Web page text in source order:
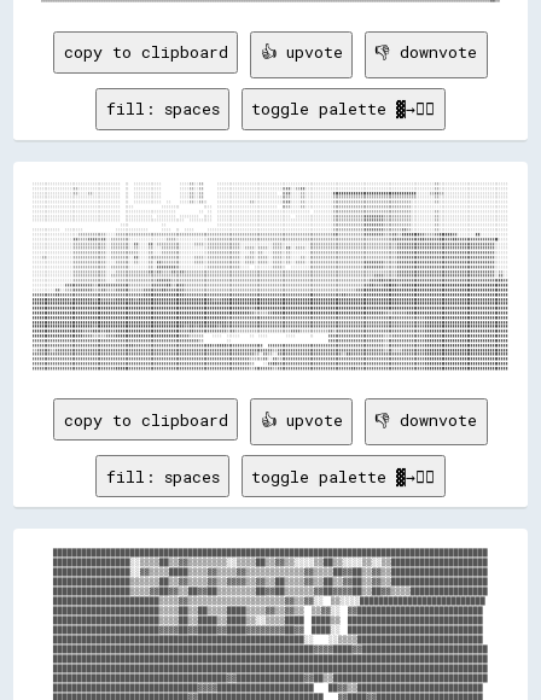
copy to clipboard 👍 upvote 👎 downvote
fill: spaces toggle palette ▓→✊🏽
░░░░░░░░░░░░░░░░░░░░░░░░░░░░░░░░░░░░░░  ░░  ░░░░░░░░░░░░        ░░░░▒▒░░▒▒      ░░░░░░░░░░░░░░░░░░░░░░░░░░░░░░░░░░░░░░░░░░░░░░░░░░░░░░░░░░░░░░░░░░░░░░░░░░░░░░░░░░░░░░░░░░░░░░▒▒░░░░░░░░░░░░░░░░░░░░░░░░░░░░░░
░░░░░░░░░░░░░░░░░░▒▒░░░░░░░░░░░░░░░░░░  ░░  ░░░░░░░░░░░░        ░░░░▒▒░░▒▒      ░░░░░░░░░░░░░░░░░░░░░░░░░░░░▒▒▓▓░░▒▒▓▓░░░░░░░░░░░░░░░░░░░░░░░░░░░░░░░░░░░░░░░░░░░░░░░░░░░░░░░░▒▒░░░░░░░░░░░░░░░░░░░░░░░░░░░░░░
░░░░░░░░░░░░░░░░░░▒▒░░░░▒▒░░░░░░░░░░░░  ░░  ░░░░░░░░░░░░        ░░░░▒▒░░▒▒      ░░░░░░░░░░░░░░░░░░░░░░░░░░  ▒▒▓▓░░░░▒▒░░░░░░░░░░░░████████████████████████████████████░░░░░░▒▒▓▓▒▒░░░░░░░░░░░░░░░░░░░░░░░░░░░░
░░░░░░░░░░░░░░░░░░░░░░░░░░░░░░░░░░░░░░  ░░  ░░░░░░░░░░░░        ░░░░▒▒░░▒▒      ░░░░░░░░░░░░░░░░░░░░░░░░░░░░▒▒▒▒░░░░▒▒░░░░░░░░░░░░▒▒▒▒▒▒▒▒▒▒▒▒▒▒▒▒▒▒▒▒▒▒▒▒▒▒▒▒▒▒▒▒▒▒▒▒░░░░░░░░▒▒░░░░░░░░░░░░░░░░░░░░░░░░░░░░░░
░░░░░░░░░░░░░░░░░░░░░░░░░░░░░░░░░░░░░░  ░░  ░░░░░░░░░░░░  ░░    ░░░░▒▒░░▒▒░░    ░░░░░░░░░░░░░░▒▒░░░░░░░░░░░░▒▒▓▓░░░░▒▒░░░░░░░░░░░░▒▒▒▒▒▒▒▒▒▒▒▒▒▒▒▒▒▒▒▒▒▒▒▒▒▒▒▒▒▒▒▒▒▒░░░░░░░░░░▒▒░░░░░░░░░░░░░░░░░░░░░░░░░░░░░░
░░░░░░░░░░░░░░░░░░░░░░░░░░░░░░░░░░░░░░  ░░░░            ░░░░░░░░          ░░░░  ░░░░░░░░░░░░░░░░░░░░░░░░░░  ▒▒▒▒░░░░▒▒░░░░░░░░░░░░▒▒▒▒▒▒▒▒▒▒▒▒▒▒▒▒▒▒▒▒▒▒▒▒▒▒▒▒▒▒▒▒▒▒░░░░░░░░░░░░░░░░░░░░░░░░░░░░░░░░░░░░░░░░░░
░░░░░░░░░░░░░░░░░░░░░░░░░░░░░░░░░░░░░░  ░░░░░░░░░░░░░░░░░░░░░░          ░░  ░░  ░░░░░░░░░░░░░░░░░░░░░░░░░░░░░░░░░░░░░░░░  ░░░░░░░░▒▒▒▒▒▒▒▒▒▒▒▒▒▒▒▒▒▒▒▒▒▒▒▒▒▒▒▒▒▒▒▒▒▒░░░░░░░░░░▒▒░░░░░░░░░░░░░░░░░░░░░░░░░░░░░░
░░░░░░░░░░░░░░░░░░░░░░░░░░░░░░░░░░░░░░  ░░░░░░░░░░░░  ░░░░░░░░  ░░░░░░░░  ░░░░  ░░░░░░░░░░░░░░░░░░░░░░░░░░░░░░░░  ░░░░░░░░░░░░░░░░▒▒▒▒▒▒▒▒▒▒▒▒▒▒▓▓▓▓▓▓▓▓▒▒▒▒▒▒▒▒▒▒▒▒░░░░░░░░░░▒▒░░░░░░░░░░░░░░░░░░░░░░░░░░░░░░
░░░░░░░░░░░░░░░░░░░░░░░░░░░░░░░░░░░░░░  ░░░░░░░░░░░░░░░░░░░░░░░░░░  ░░░░░░░░░░  ░░░░░░░░░░░░░░░░░░░░░░░░░░░░░░░░░░░░░░░░░░░░░░░░░░▒▒▒▒▒▒▒▒▒▒▒▒▒▒▓▓▓▓▓▓▓▓▒▒▒▒▒▒▒▒▒▒▒▒░░░░░░░░░░▒▒░░░░░░░░░░░░░░░░░░░░░░░░░░░░░░
                                      ░░░░              ░░                      ░░░░░░░░░░░░░░░░░░░░░░░░░░░░░░░░░░░░░░░░░░░░░░░░░░▒▒▒▒▒▒▒▒▒▒▒▒▒▒▓▓▓▓▓▓▓▓▒▒▒▒▒▒▒▒▒▒▒▒░░░░░░░░░░▒▒░░░░░░░░░░░░░░░░░░░░░░░░░░░░░░
░░░░░░░░░░░░  ░░░░░░░░              ░░░░░░░░░░░░░░      ░░░░  ░░  ░░░░      ░░░░░░░░░░░░░░░░░░░░░░░░░░░░░░░░░░░░░░░░░░░░░░░░░░░░░░▒▒▒▒▒▒▒▒▒▒▒▒▒▒▓▓▓▓▓▓▓▓▒▒▒▒▒▒▒▒▓▓▒▒░░░░░░░░░░▒▒░░░░░░░░░░░░░░░░░░░░░░░░░░░░░░
░░░░░░░░░░░░░░░░░░░░▒▒▒▒▒▒▒▒▒▒▒▒░░░░▒▒▒▒▒▒▒▒▒▒▒▒▒▒▒▒▒▒▒▒▒▒▒▒▒▒▒▒▒▒▒▒▒▒▒▒▒▒▒▒▒▒▒▒▒▒▒▒▒▒▒▒▒▒▒▒▒▒▒▒▒▒▒▒▒▒▒▒▒▒▒▒▒▒▒▒▒▒▒▒▒▒▒▒▒▒▒▒▒▒▒▒▒▒▓▓▒▒▒▒▒▒▒▒▒▒▒▒▓▓▓▓▓▓▓▓▒▒▒▒▓▓▒▒████████▓▓▒▒▒▒▓▓██████▓▓░░░░░░░░██░░░░░░░░░░░░
░░░░░░░░░░░░░░░░░░▓▓▒▒▒▒▓▓▓▓▒▒▓▓░░▒▒▒▒▒▒▒▒░░░░░░░░░░░░░░░░▒▒▒▒░░░░░░░░░░░░░░▒▒▒▒▒▒▒▒▒▒▒▒▒▒▒▒▒▒▒▒▒▒▒▒▒▒▒▒▒▒▒▒▒▒▒▒▒▒▒▒▒▒▒▒▒▒▒▒▒▒▒▒▒▒▒▒▒▒▒▒▒▒▒▒▒▒▒▒▒▒▒▒▒▒▒▒▒▒▒▒▓▓▓▓▓▓▓▓▓▓▓▓██▓▓▓▓▓▓██▓▓▓▓██▓▓▓▓▓▓▓▓▓▓▓▓▓▓▓▓██░░░░
░░░░░░░░░░░░░░░░░░▒▒▒▒▒▒▒▒▒▒▒▒▒▒░░▒▒▒▒▒▒▒▒░░▓▓░░░░▓▓░░▒▒▒▒▒▒▒▒▒▒░░░░░░▒▒▒▒░░▒▒▒▒▒▒▒▒▒▒▒▒▒▒░░░░░░░░░░░░░░▒▒▒▒░░░░░░░░░░░░▒▒▒▒▒▒▒▒▒▒▒▒▒▒▒▒▒▒▒▒▒▒▒▒▒▒▒▒▒▒▒▒▒▒▒▒▒▒▓▓▓▓▓▓▓▓▓▓▓▓▓▓▓▓▓▓▓▓▓▓▓▓▓▓▓▓▓▓▓▓▓▓▓▓▓▓▓▓▓▓░░░░░░
░░░░░░░░░░░░░░░░░░▒▒▒▒▒▒▒▒▒▒▒▒▒▒░░▒▒▒▒▒▒▒▒░░▒▒░░░░▒▒░░░░▒▒▒▒▒▒▒▒░░░░░░░░░░░░▒▒▒▒▒▒▒▒▒▒▒▒▒▒░░▒▒▒▒░░▒▒▒▒░░▒▒▒▒░░▓▓░░▒▒▒▒░░▒▒▒▒▒▒▒▒▒▒▒▒▒▒▒▒▒▒▒▒▒▒▒▒▒▒▒▒▒▒▒▒▒▒▒▒▒▒▓▓▓▓▓▓▓▓▓▓▓▓▓▓▓▓▓▓▓▓▓▓▓▓▓▓▓▓▓▓▓▓▓▓▓▓▓▓▓▓▓▓░░░░░░
░░░░░░░░░░░░░░░░░░▒▒▒▒▒▒▒▒▒▒▒▒▒▒░░▒▒▒▒▒▒▒▒▒▒▒▒░░░░▒▒░░░░▒▒▒▒▒▒▒▒░░░░░░░░░░░░▒▒▒▒▒▒▒▒▒▒▒▒▒▒░░░░▒▒░░▒▒░░░░▒▒▒▒░░▒▒░░░░░░░░▒▒▒▒▒▒▒▒▒▒▒▒▒▒▒▒▒▒▒▒▒▒▒▒▒▒▒▒▒▒▒▒▒▒▒▒▒▒▓▓▓▓▓▓▓▓▓▓▓▓▓▓▓▓▓▓▓▓▓▓▓▓▓▓▓▓▓▓▓▓▓▓▓▓▓▓▓▓▓▓░░░░░░
░░░░▒▒░░░░░░░░░░░░▒▒▒▒▒▒▒▒▒▒▒▒▒▒░░▒▒▒▒▒▒▒▒░░▓▓░░░░▒▒▒▒▒▒▒▒▒▒▒▒▒▒░░░░░░▒▒▒▒░░▒▒▒▒▒▒▒▒▒▒▒▒▒▒░░▒▒▒▒░░▒▒▒▒░░▒▒▒▒░░▒▒░░░░▒▒░░▒▒▒▒▒▒▒▒▒▒▒▒▒▒▒▒▒▒▒▒▒▒▒▒▒▒▒▒▒▒▒▒▒▒▒▒▒▒▓▓▓▓▓▓▓▓▓▓▓▓▓▓▓▓▓▓▓▓▓▓▓▓▓▓▓▓▓▓▓▓▓▓▓▓▓▓▓▓▓▓░░░░░░
░░░░░░░░░░░░░░░░░░▒▒▒▒▒▒▒▒▒▒▒▒▒▒░░░░▒▒▒▒▒▒░░▒▒░░░░▒▒░░▓▓▒▒▒▒▒▒▒▒░░░░░░▒▒▒▒░░▒▒▒▒▒▒▒▒▒▒▒▒▒▒░░▒▒▒▒░░▒▒▒▒░░▒▒▒▒░░▒▒░░▒▒▒▒░░▒▒▒▒▒▒▒▒▒▒▒▒▒▒▒▒▒▒▒▒▒▒▒▒▓▓▓▓▓▓▓▓▒▒▒▒▒▒▓▓▓▓▓▓▓▓▓▓▓▓▓▓▓▓▓▓▓▓▓▓▓▓▓▓▓▓▓▓▓▓▓▓▓▓▓▓▓▓▓▓░░░░░░
░░░░░░░░░░░░░░░░░░▒▒▒▒▒▒▒▒▒▒▒▒▒▒░░▒▒▒▒▒▒▒▒░░░░░░░░▒▒░░▓▓▓▓▓▓▓▓▒▒░░░░░░░░░░░░▒▒▒▒▒▒▒▒▒▒▒▒▒▒░░░░  ░░░░░░░░▒▒▒▒░░  ░░░░░░░░▒▒▒▒▒▒▒▒▒▒▒▒▒▒▒▒▒▒▒▒▒▒▒▒▓▓▓▓▓▓▓▓▒▒▒▒▒▒▓▓▓▓▓▓▓▓▓▓▓▓▓▓▓▓▓▓▓▓▓▓▓▓▓▓▓▓▓▓▓▓▓▓▓▓▓▓▓▓▓▓░░░░░░
░░░░░░░░░░░░░░░░░░▒▒▒▒▒▒▒▒▒▒▒▒▒▒░░░░▒▒▒▒▒▒▒▒▒▒▒▒▒▒▓▓▒▒▓▓▒▒▒▒▓▓▒▒▓▓▒▒▒▒▒▒▒▒▒▒▒▒▒▒▒▒▒▒▒▒▒▒▒▒▒▒▒▒▒▒▒▒▒▒▒▒▒▒▒▒▒▒▒▒▒▒▒▒▒▒▒▒▒▒▒▒▒▒▒▒▒▒▒▒▒▒▒▒▒▒▒▒▒▒▒▒▒▒▒▒▒▒▒▒▒▒▒▒▒▒▒▒▓▓▓▓▓▓▓▓▓▓▓▓▓▓▓▓▓▓▓▓▓▓▓▓▓▓▓▓▓▓▓▓▓▓▓▓▓▓▓▓▓▓░░▒▒░░
░░░░░░░░░░░░░░░░░░▒▒▒▒▒▒▒▒▒▒▒▒▒▒░░▒▒▒▒▒▒▒▒▒▒▒▒▒▒▒▒▒▒▒▒▒▒▒▒▒▒▒▒▒▒▒▒▒▒▒▒▒▒▒▒▒▒▒▒▒▒▒▒▒▒▒▒▒▒▒▒▒▒▒▒▒▒▒▒▒▒▒▒▒▒▒▒▒▒▒▒▒▒▒▒▒▒▒▒▒▒▒▒▒▒▒▒▒▒▒▒▒▒▒▒▒▒▒▒▒▒▒▒▒▒▒▒▒▒▓▓▓▓▒▒▒▒▒▒▓▓▓▓▓▓▓▓▓▓▓▓▓▓▓▓▓▓▓▓▓▓▓▓▓▓▓▓▓▓▓▓▓▓▓▓▓▓▓▓▓▓░░▓▓░░
░░░░░░░░░░░░░░░░░░▒▒▒▒▒▒▒▒▒▒▒▒▒▒░░░░▒▒▒▒▒▒▒▒▒▒▒▒▒▒▒▒▒▒▓▓▓▓▓▓▒▒▒▒▒▒▒▒▒▒▒▒▒▒▒▒▒▒▒▒▒▒▒▒▒▒▒▒▒▒▒▒▒▒▒▒▒▒▒▒▒▒▒▒▒▒▒▒▒▒▒▒▒▒▒▒▒▒▒▒▒▒▒▒▒▒▒▒▒▒▒▒▒▒▒▒▒▒▒▒▒▒▒▒▒▒▓▓▓▓██▓▓▓▓▓▓▓▓▓▓▓▓▓▓▓▓▓▓▓▓▓▓▓▓▓▓▓▓▓▓▓▓▓▓▓▓▓▓▓▓▓▓▓▓▓▓▓▓▓▓██▓▓
░░░░░░░░░░░░░░▓▓▓▓▓▓▓▓▓▓▓▓▒▒▓▓▓▓▓▓▓▓▓▓▓▓▓▓▒▒▒▒▒▒▒▒▒▒▓▓▓▓▓▓██▒▒▓▓▓▓▒▒▒▒▒▒▒▒▒▒▒▒▒▒▒▒▒▒▒▒▒▒▒▒▒▒▒▒▒▒▒▒▒▒▒▒▒▒▒▒▒▒▒▒▒▒▒▒▒▒▒▒▒▒▒▒▒▒▒▒▒▒▒▒▒▒▒▒▒▒▒▒▒▒▒▒▒▒▓▓██▓▓▓▓██████▓▓██████████████████████████████████████████████
░░░░░░░░░░▓▓░░▒▒▒▒▓▓▓▓▓▓▓▓▒▒▒▒▓▓▒▒▒▒▓▓▓▓▓▓▒▒▒▒▒▒▓▓▓▓▓▓▓▓██▓▓▓▓▓▓▓▓▒▒▒▒▒▒▒▒▒▒▒▒▒▒▒▒▒▒▒▒▒▒▒▒▒▒▒▒▒▒▒▒▒▒▒▒▒▒▒▒▒▒▒▒▒▒▒▒▒▒▒▒▒▒▒▒▒▒▒▒▒▒▒▒▒▒▒▒▒▒▒▒▒▒▓▓▓▓██████████████████████████████████████████████████████████████
▓▓▓▓▓▓▓▓▓▓██▓▓▓▓▓▓▓▓▓▓▓▓▓▓▓▓▓▓▓▓▓▓▓▓▓▓▓▓▓▓▓▓▓▓▓▓██████████████████▓▓▓▓▓▓▓▓▓▓▓▓▓▓▓▓▓▓▓▓▓▓▓▓▓▓▓▓▓▓▓▓▓▓▓▓▓▓▓▓▓▓▓▓▓▓▓▓▓▓▓▓▓▓██▓▓▓▓▓▓▓▓▓▓▓▓██▓▓▓▓▓▓▓▓██████████████████████████████████████████████████████████████
████████████████▓▓████████▓▓██▓▓▓▓▓▓████▓▓██▓▓████████████████████████████████▓▓▓▓████████████████████████████████████████████████████████████████████████████████████████████████████████████████████████████
██████████████████████████████████████████████████████████████████████████████████████████████████████████████████████████████████████████████████████████████████████████████████████████████████████████████
██████████████████████████████████████████████████████████████████████████████████████████████▓▓██████████████████████████████████████████████████████████████████████████████████████████████████████████████
██████████████████████████████████████████████████████████████████████████████████████████████▓▓▒▒▒▒▒▒▓▓████████████████████████████████████████████████▓▓▒▒▓▓▓▓▓▓████████████████████████████████████████████
████████████████████████████████████████████████████████████████████████████████████▓▓▓▓▓▓▓▓▓▓▓▓▓▓▓▓▓▓▓▓▓▓▓▓▓▓▓▓▓▓▓▓▓▓▓▓▓▓▓▓▓▓▓▓▓▓▓▓▓▓▓▓▓▓▓▓▓▓▓▓▓▓▓▓▓▓▓▓▓▓▓▓▓▓▓▓▓▓▓▓▓▓▓▓▓▓████████████████████████████████████
████████████████████████████████████████████████████████████████████████████████████▓▓▓▓▓▓▓▓▓▓▓▓▓▓▓▓▓▓▓▓▓▓▓▓▓▓▓▓▓▓▓▓▓▓▓▓▓▓▓▓▓▓▓▓▓▓▓▓▓▓▓▓▓▓▓▓▓▓▓▓▓▓▓▓▓▓▓▓▓▓▓▓▓▓▓▓▓▓▓▓▓▓▓▓▓▓████████████████████████████████████
██████████████████████████▓▓██████████████████████████████████████▓▓██▓▓██▓▓████▓▓██▓▓▓▓▓▓▓▓▓▓▓▓▓▓▓▓▓▓▓▓▓▓▓▓▓▓▓▓▓▓▓▓▓▓▓▓▓▓▓▓▓▓▓▓▓▓▓▓▓▓▓▓▓▓▓▓▓▓▓▓▓▓▓▓▓▓▓▓▓▓▓▓▓▓▓▓▓▓▓▓▓▓▓▓▓▓████████████████████████████████████
██████████████████████▓▓▓▓██▓▓▓▓██▓▓████████████████████████████▓▓▓▓██▓▓▓▓▓▓▓▓▓▓▓▓▓▓▒▒▓▓▒▒▒▒▒▒▒▒▒▒▒▒▒▒▒▒▒▒▒▒▒▒▒▒▓▓▓▓▒▒▒▒▒▒▒▒▒▒▒▒▓▓▒▒▓▓▓▓▓▓▓▓▓▓▓▓▓▓▓▓▓▓▓▓▓▓▓▓▓▓▓▓▓▓▓▓▓▓▓▓▓▓████████████████████████████████████
██████████████████████▓▓▓▓▒▒▒▒▒▒▓▓▓▓████████████████████████████▓▓▓▓▒▒▒▒▒▒    ░░░░  ░░░░░░    ░░  ░░░░        ░░░░      ░░      ▓▓▓▓▓▓▓▓▓▓▓▓▓▓▓▓▓▓▓▓▓▓▓▓▒▒▒▒▓▓▓▓▓▓▓▓▓▓▓▓▓▓████████████████████████████████████
▓▓▓▓▓▓▓▓▓▓▓▓▓▓▓▓▓▓▓▓▓▓▓▓▓▓▓▓▓▓▓▓▓▓▓▓▓▓▓▓▓▓▓▓▓▓▓▓▓▓▓▓▓▓▓▓▓▓▓▓▓▓▓▓▓▓▓▓▓▓▓▓▒▒          ░░                                          ▓▓▓▓▓▓▓▓▓▓▓▓▓▓▓▓▓▓▓▓▓▓▓▓▒▒▓▓▓▓▓▓▓▓▓▓▓▓▓▓▓▓████████████████████████████████████
▓▓▓▓▓▓▓▓▓▓▓▓▓▓▓▓▓▓▓▓▓▓▓▓▓▓▓▓▓▓▓▓▓▓▓▓▓▓▓▓▓▓██▓▓▓▓▓▓▓▓▓▓▓▓▓▓▓▓▓▓▓▓▓▓▓▓▓▓▓▓▓▓▓▓██▓▓████▓▓▓▓▓▓▓▓▓▓▓▓▓▓▓▓  ▓▓▓▓▓▓▓▓▓▓▓▓▓▓▓▓▓▓▓▓▓▓▓▓▓▓▓▓▓▓▓▓▓▓▓▓▓▓▓▓▓▓▓▓▓▓▓▓▓▓▒▒▓▓▓▓▓▓▓▓▓▓▓▓▓▓▓▓████████████████████████████████████
▒▒▓▓▓▓▓▓▒▒▓▓▓▓▓▓▓▓▓▓▓▓▓▓▓▓▓▓▓▓▓▓▓▓▓▓▓▓▓▓▓▓▓▓▓▓▓▓▓▓▓▓▓▓▓▓▓▓▓▓▓▓▓▓▓▓▓▓▓▓▓▓▓▓▓▓▓▓▓▓▓▓▓▓▓▓▓▓▓▓▓▓▓▓▓▓▓▓▓▓▓▓▓▓▒▒▓▓▓▓▓▓▓▓▓▓▓▓▓▓▓▓▓▓▓▓▓▓▓▓▓▓▓▓▓▓▓▓▓▓▓▓▓▓▓▓▓▓▓▓▓▓▒▒▓▓▒▒▒▒▓▓▓▓▓▓▓▓▓▓████████████████████████████████████
▓▓▓▓▓▓▓▓▓▓▓▓▓▓▓▓▓▓▓▓▓▓▓▓▓▓▓▓▓▓▓▓▓▓▓▓▓▓▓▓▓▓▓▓▓▓▓▓▓▓▓▓▓▓▓▓▓▓▓▓▓▓▓▓▓▓▓▓▓▓▓▓▓▓▓▓▓▓▓▓▓▓▓▓▓▓▓▓▓▓▓▓▓▓▓▓▒▒░░▓▓▒▒░░▓▓▓▓▓▓▓▓▓▓▓▓▓▓▓▓▓▓▓▓▓▓▓▓▓▓▓▓▒▒██▓▓▓▓▓▓▓▓▓▓▓▓▓▓▓▓▓▓▓▓▓▓▓▓▓▓▓▓▓▓▓▓████████████████████████████████████
▓▓▓▓▓▓▓▓▓▓▓▓▓▓▓▓▓▓▓▓▓▓▓▓▓▓▓▓▓▓▓▓▓▓▓▓▓▓▓▓▓▓▓▓▓▓▓▓▓▓▓▓▓▓▓▓▓▓▓▓▓▓▓▓▓▓▓▓▓▓▓▓▓▓▓▓▓▓▓▓▓▓▓▓▓▓▓▓▓▓▓▓▓▓▒▒▒▒▒▒▓▓░░▓▓▒▒▓▓▓▓▓▓▓▓▓▓▓▓▓▓▓▓▓▓▓▓▓▓▓▓▓▓▓▓▓▓▓▓▓▓▓▓▓▓▓▓▓▓▓▓▓▓▓▓▓▓▓▓▓▓▓▓▓▓▓▓▓▓████████████████████████████████████
▓▓▓▓▓▓▓▓▓▓▓▓▓▓▓▓▓▓▓▓▓▓▓▓▓▓▓▓▓▓▓▓▓▓▓▓▓▓▓▓▓▓▓▓▓▓▓▓▓▓▓▓▓▓▓▓▓▓▓▓▓▓▓▓▓▓▓▓▓▓▓▓▓▓▓▓▓▓▓▓▓▓▓▓▓▓▓▓▓▓▓▓▓▓▒▒    ░░▓▓██▓▓▓▓▓▓▓▓▓▓▓▓▓▓▓▓▓▓▓▓▓▓▓▓▓▓▓▓▓▓▓▓▓▓▓▓▓▓▓▓▓▓▓▓▓▓▓▓▓▓▓▓▓▓▓▓▓▓▓▓▓▓▓▓████████████████████████████████████
copy to clipboard 👍 upvote 👎 downvote
fill: spaces toggle palette ▓→✊🏽
████████████████░░▒▒▒▒██▒▒▓▓▒▒▒▒▒▒▒▒░░▒▒▒▒██▒▒▓▓▒▒░░░░▒▒██▒▒░░░░▒▒░░▒▒████████████████████
████████████████░░▓▓▒▒▒▒████▒▒▒▒▓▓▒▒▒▒▓▓▒▒▒▒▒▒▒▒▒▒▒▒▓▓▒▒▒▒██▓▓██▒▒▓▓▒▒████████████████████
████████████████▒▒▒▒▒▒██▒▒▓▓▒▒▒▒▓▓▒▒▓▓▓▓▒▒▓▓▒▒██▒▒▒▒▓▓▒▒██▒▒▓▓██▒▒▓▓▒▒████████████████████
████████████████▒▒▒▒▓▓██▓▓▒▒██▓▓██▒▒▒▒▒▒▒▒██▓▓██▒▒▒▒▒▒▓▓██▓▓▓▓██▒▒██▓▓▒▒▒▒████████████████
██████████████████████▒▒▒▒▓▓▒▒▒▒▒▒▒▒▒▒▒▒▒▒▒▒▒▒▒▒▓▓▒▒▓▓░░  ▒▒░░░░██████████████████████████
██████████████████████▒▒▒▒██▒▒██▒▒▒▒████▒▒▒▒▓▓▒▒▓▓▒▒  ▒▒▓▓░░  ▓▓██████████████████████████
██████████████████████▒▒▒▒██▒▒████▒▒████▒▒░░▒▒▒▒████  ████▒▒  ████████████████████████████
██████████████████████▓▓▓▓██▓▓████▓▓████▓▓▓▓▓▓▓▓██▓▓  ████░░  ████████████████████████████
████████████████████████████████████████████████████░░    ░░▒▒▒▒██████████████████████████
██████████████████████████████████████████████████████▓▓▓▓████▓▓██████████████████████████
████████████████████████████████████▓▓██████████████▓▓██▒▒████████████████████████████████
██████████████████████████████▓▓▓▓████████████████████    ██▓▓▒▒██████████████████████████
████████████████████████████▓▓██████████████████████████    ▓▓████▓▓██████████████████████